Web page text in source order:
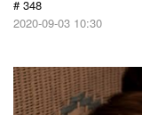
# 348
2020-09-03 10:30